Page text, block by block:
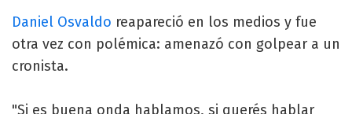
Daniel Osvaldo reapareció en los medios y fue
otra vez con polémica: amenazó con golpear a un
cronista.
"Si es buena onda hablamos, si querés hablar